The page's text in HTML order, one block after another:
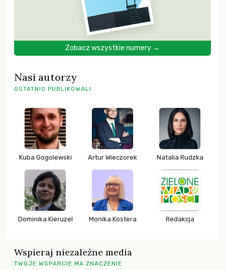
Zobacz wszystkie numery →
Nasi autorzy
OSTATNIO PUBLIKOWALI
Kuba Gogolewski Artur Wieczorek Natalia Rudzka
Dominika Kieruzel Monika Kostera Redakcja
Wspieraj niezależne media
TWOJE WSPARCIE MA ZNACZENIE